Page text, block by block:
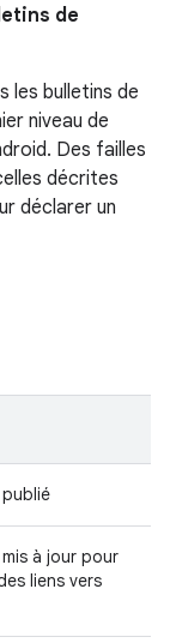
de
les bulletins de
niveau de
Des failles
décrites
déclarer un
à jour pour
liens vers